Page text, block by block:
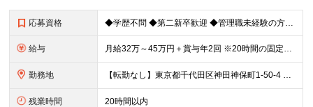
応募資格 ◆学歴不問 ◆第二新卒歓迎 ◆管理職未経験の方も歓迎 ◆基本的なPCスキル（Excel・Word・PowerPoint）のある方 →経験やスキルよりも【人との向き合い方】を重視しています！
給与 月給32万～45万円＋賞与年2回 ※20時間の固定残業代（42,478円～59,735円）含む＆超過分別途支給 ■賞与：年2回（6月、12月） ■昇給：年1回（6月） ※試用期間（6ヵ月間）も給
勤務地 【転勤なし】東京都千代田区神田神保町1-50-4 浦野ビル3階、4階 「神保町駅」徒歩6分 「水道橋駅」徒歩7分 「御茶ノ水駅」徒歩10分 (変更の範囲)上記を除く当社関連勤務地
残業時間 20時間以内